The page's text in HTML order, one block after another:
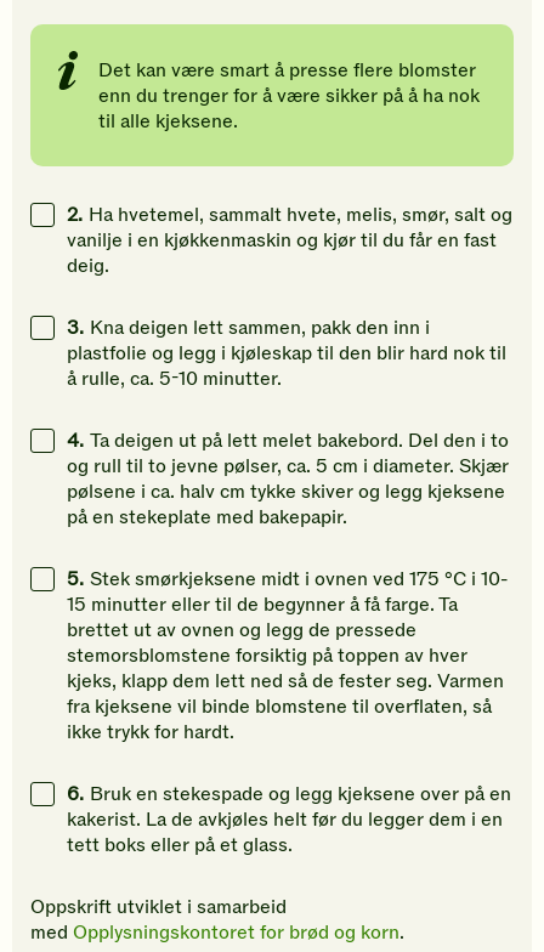
Det kan være smart å presse flere blomster
enn du trenger for å være sikker på å ha nok
til alle kjeksene.
2. Ha hvetemel, sammalt hvete, melis, smør, salt og
vanilje i en kjøkkenmaskin og kjør til du får en fast
deig.
3. Kna deigen lett sammen, pakk den inn i
plastfolie og legg i kjøleskap til den blir hard nok til
å rulle, ca. 5-10 minutter.
4. Ta deigen ut på lett melet bakebord. Del den i to
og rull til to jevne pølser, ca. 5 cm i diameter. Skjær
pølsene i ca. halv cm tykke skiver og legg kjeksene
på en stekeplate med bakepapir.
5. Stek smørkjeksene midt i ovnen ved 175 °C i 10-
15 minutter eller til de begynner å få farge. Ta
brettet ut av ovnen og legg de pressede
stemorsblomstene forsiktig på toppen av hver
kjeks, klapp dem lett ned så de fester seg. Varmen
fra kjeksene vil binde blomstene til overflaten, så
ikke trykk for hardt.
6. Bruk en stekespade og legg kjeksene over på en
kakerist. La de avkjøles helt før du legger dem i en
tett boks eller på et glass.
Oppskrift utviklet i samarbeid
med Opplysningskontoret for brød og korn.